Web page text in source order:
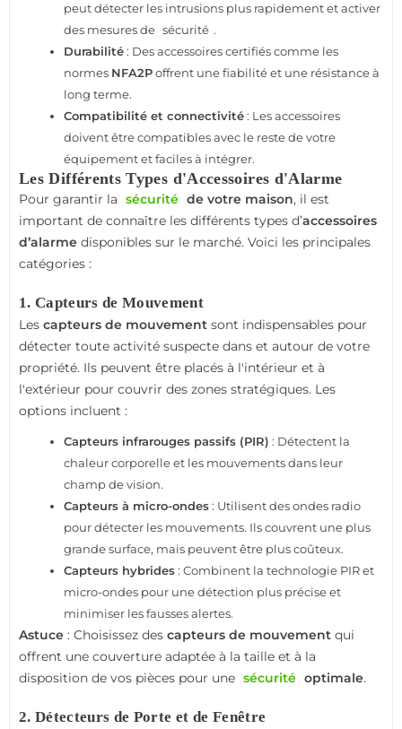
peut détecter les intrusions plus rapidement et activer
des mesures de sécurité .
Durabilité: Des accessoires certifiés comme les
normes NFA2Poffrent une fiabilité et une résistance à
long terme.
Compatibilité et connectivité: Les accessoires
doivent être compatibles avec le reste de votre
équipement et faciles à intégrer.
Les Différents Types d'Accessoires d'Alarme
Pour garantir la sécurité de votre maison, il est
important de connaître les différents types d’accessoires
d’alarme disponibles sur le marché. Voici les principales
catégories :
1.Capteurs de Mouvement
Les capteurs de mouvement sont indispensables pour
détecter toute activité suspecte dans et autour de votre
propriété. Ils peuvent être placés à l'intérieur et à
l'extérieur pour couvrir des zones stratégiques. Les
options incluent :
Capteurs infrarouges passifs (PIR) : Détectent la
chaleur corporelle et les mouvements dans leur
champ de vision.
Capteurs à micro-ondes: Utilisent des ondes radio
pour détecter les mouvements. Ils couvrent une plus
grande surface, mais peuvent être plus coûteux.
Capteurs hybrides: Combinent la technologie PIR et
micro-ondes pour une détection plus précise et
minimiser les fausses alertes.
Astuce : Choisissez des capteurs de mouvement qui
offrent une couverture adaptée à la taille et à la
disposition de vos pièces pour une sécurité optimale.
2.Détecteurs de Porte et de Fenêtre